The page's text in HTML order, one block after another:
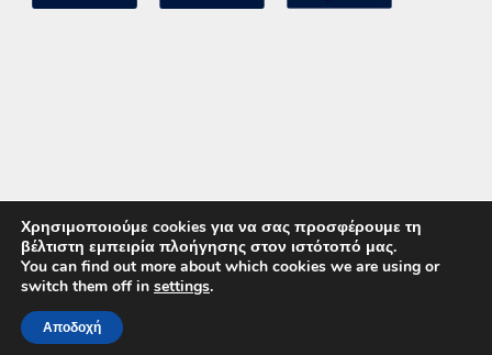
Copyright 2015 ACE Power Electronics - All Right Reserved
ΚΑΛΕΣΤΕ ΜΑΣ
Χρησιμοποιούμε cookies για να σας προσφέρουμε τη
βέλτιστη εμπειρία πλοήγησης στον ιστότοπό μας.
You can find out more about which cookies we are using or
switch them off in settings.
Αποδοχή